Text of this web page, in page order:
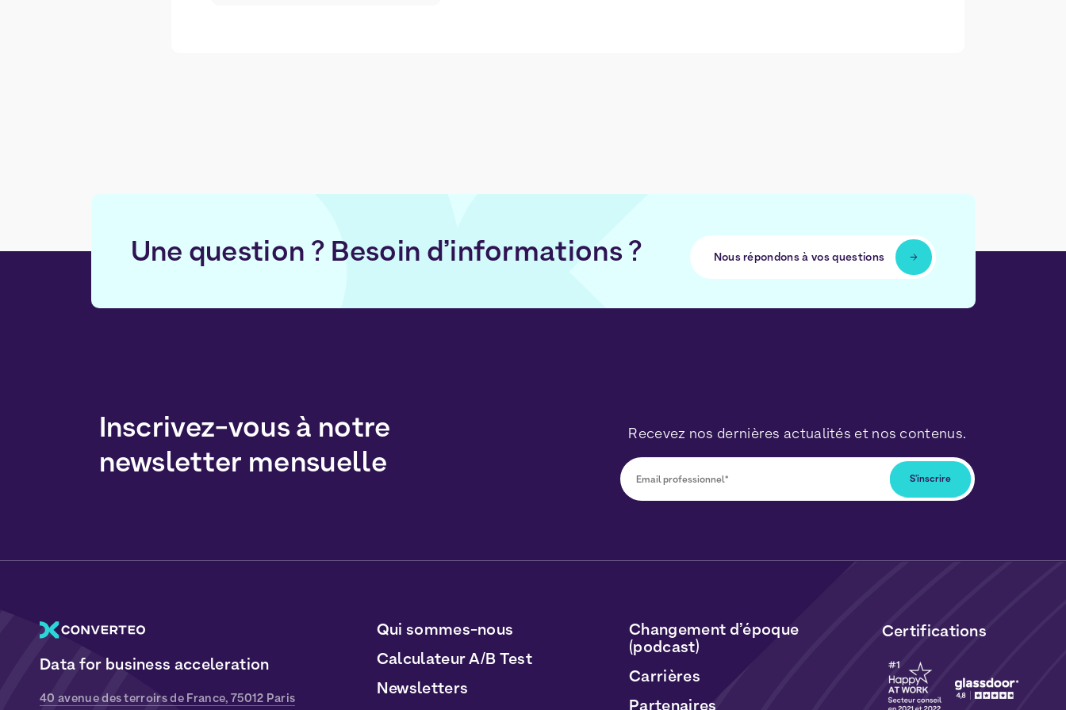
Une question ? Besoin d’informations ? Nous répondons à vos questions
Inscrivez-vous à notre
newsletter mensuelle
Recevez nos dernières actualités et nos contenus.
traitées conformément à notrePolitique de Données
Data for business acceleration
40 avenue des terroirs de France, 75012 Paris
Qui sommes-nous
Calculateur A/B Test
Newsletters
Changement d’époque
(podcast)
Carrières
Partenaires
Certifications